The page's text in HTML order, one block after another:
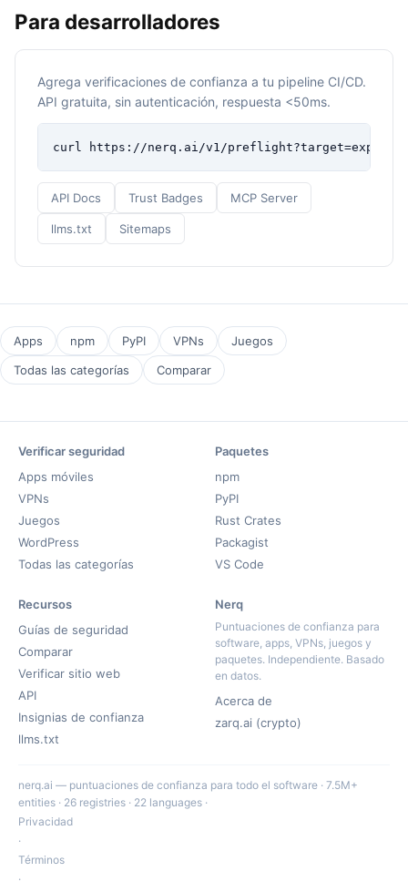
Para desarrolladores
Agrega verificaciones de confianza a tu pipeline CI/CD.
API gratuita, sin autenticación, respuesta <50ms.
curl https://nerq.ai/v1/preflight?target=express
API Docs Trust Badges MCP Server
llms.txt Sitemaps
Apps npm PyPI VPNs
Juegos
Todas las categorías
Comparar
Verificar seguridad
Apps móviles
VPNs
Juegos
WordPress
Todas las categorías
Paquetes
npm
PyPI
Rust Crates
Packagist
VS Code
Recursos
Guías de seguridad
Comparar
Verificar sitio web
API
Insignias de confianza
llms.txt
Nerq
Puntuaciones de confianza para
software, apps, VPNs, juegos y
paquetes. Independiente. Basado
en datos.
Acerca de
zarq.ai (crypto)
nerq.ai — puntuaciones de confianza para todo el software · 7.5M+
entities · 26 registries · 22 languages ·
Privacidad
·
Términos
·